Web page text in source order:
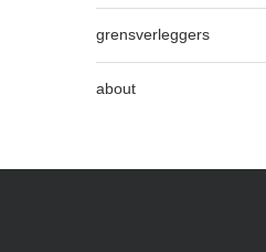
grensverleggers
about